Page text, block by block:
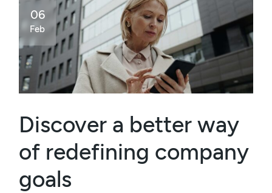
06
Feb
Discover a better way
of redefining company
goals